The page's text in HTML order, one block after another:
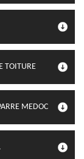
TOITURE
MEDOC